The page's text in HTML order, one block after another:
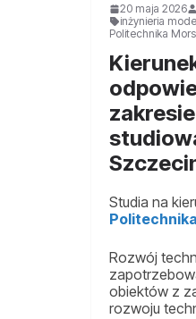
20 maja 2026
inżynieria
Politechnika
Studia na
Rozwój
obiektów z
rozwoju